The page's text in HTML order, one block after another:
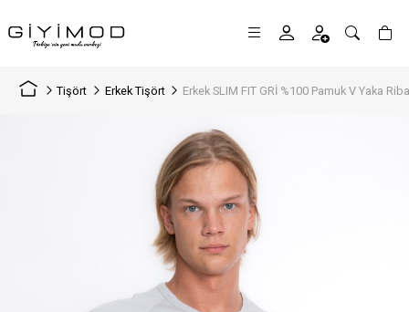
Tişört Erkek Tişört Erkek SLIM FIT GRİ %100 Pamuk V Yaka